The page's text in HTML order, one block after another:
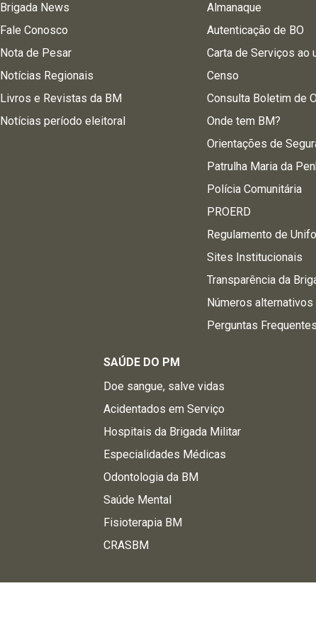
Brigada News
Fale Conosco
Nota de Pesar
Notícias Regionais
Livros e Revistas da BM
Notícias período eleitoral
Almanaque
Autenticação de BO
Carta de Serviços ao
Censo
Consulta Boletim de
Onde tem BM?
Orientações de
Patrulha Maria da
Polícia Comunitária
PROERD
Regulamento de
Sites Institucionais
Transparência da
Números alternativos
Perguntas Frequentes
SAÚDE DO PM
Doe sangue, salve vidas
Acidentados em Serviço
Hospitais da Brigada Militar
Especialidades Médicas
Odontologia da BM
Saúde Mental
Fisioterapia BM
CRASBM